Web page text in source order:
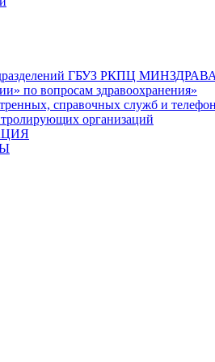
ГБУЗ РКПЦ
по вопросам здравоохранения»
справочных служб и
организаций